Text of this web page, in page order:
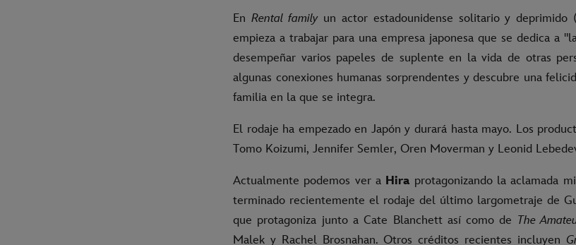
En Rental familyun actor estadounidense solitario y deprimido
empieza a trabajar para una empresa japonesa que se dedica a
desempeñar varios papeles de suplente en la vida de otras
algunas conexiones humanas sorprendentes y descubre una
familia en la que se integra.
El rodaje ha empezado en Japón y durará hasta mayo. Los
Tomo Koizumi, Jennifer Semler, Oren Moverman y Leonid
Actualmente podemos ver a Hira protagonizando la aclamada
terminado recientemente el rodaje del último largometraje de
que protagoniza junto a Cate Blanchett así como de The
Malek y Rachel Brosnahan. Otros créditos recientes incluyen